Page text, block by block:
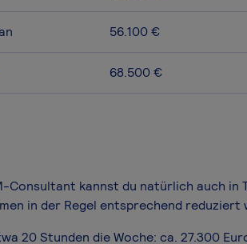
56.100 €
68.500 €
Consultant kannst du natürlich auch in
in der Regel entsprechend reduziert
20 Stunden die Woche: ca. 27.300